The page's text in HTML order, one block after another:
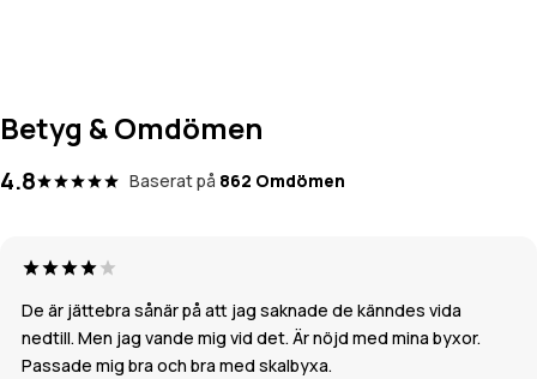
Betyg & Omdömen
4.8 Baserat på 862 Omdömen
De är jättebra sånär på att jag saknade de känndes vida
nedtill. Men jag vande mig vid det. Är nöjd med mina byxor.
Passade mig bra och bra med skalbyxa.